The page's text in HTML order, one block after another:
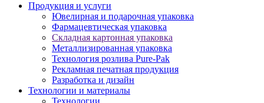
Продукция и услуги
Ювелирная и подарочная упаковка
Фармацевтическая упаковка
Складная картонная упаковка
Металлизированная упаковка
Технология розлива Pure-Pak
Рекламная печатная продукция
Разработка и дизайн
Технологии и материалы
Технологии